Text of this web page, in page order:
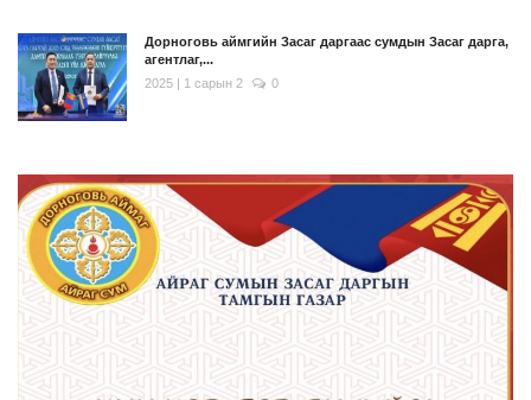
Дорноговь аймгийн Засаг даргаас сумдын Засаг дарга,
агентлаг,...
2025 | 1 сарын 2
0